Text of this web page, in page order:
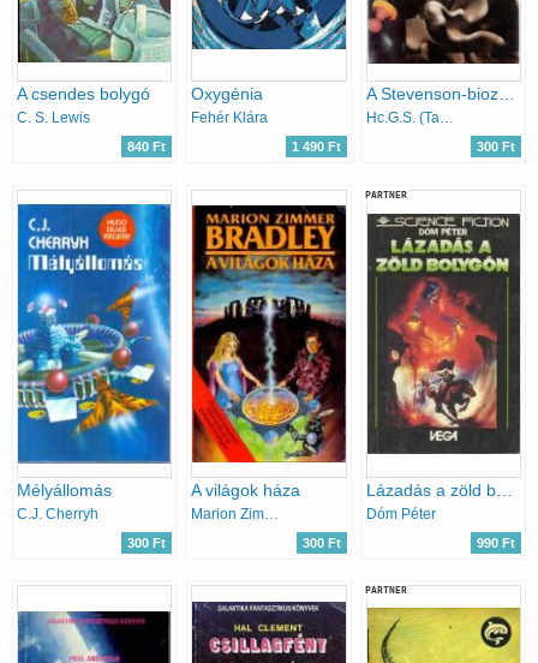
A csendes bolygó
C. S. Lewis
840 Ft
Oxygénia
Fehér Klára
1 490 Ft
A Stevenson-biozmagória
Hc.G.S. (Tandori D.) Solenard
300 Ft
Mélyállomás
C.J. Cherryh
300 Ft
A világok háza
Marion Zimmer Bradley
300 Ft
PARTNER
Lázadás a zöld bolygón
Dóm Péter
990 Ft
PARTNER